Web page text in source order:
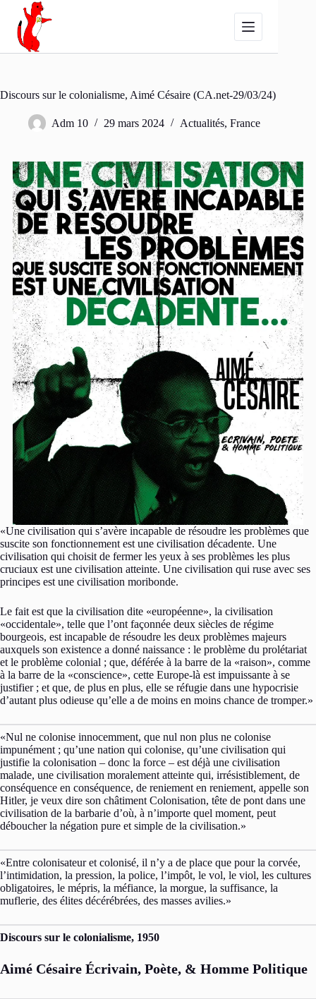
Passer
contenu
Discours sur le colonialisme, Aimé Césaire (CA.net-29/03/24)
Adm 10 29 mars 2024 Actualités, France
«Une civilisation qui s’avère incapable de résoudre les problèmes que
suscite son fonctionnement est une civilisation décadente. Une
civilisation qui choisit de fermer les yeux à ses problèmes les plus
cruciaux est une civilisation atteinte. Une civilisation qui ruse avec ses
principes est une civilisation moribonde.
Le fait est que la civilisation dite «européenne», la civilisation
«occidentale», telle que l’ont façonnée deux siècles de régime
bourgeois, est incapable de résoudre les deux problèmes majeurs
auxquels son existence a donné naissance : le problème du prolétariat
et le problème colonial ; que, déférée à la barre de la «raison», comme
à la barre de la «conscience», cette Europe-là est impuissante à se
justifier ; et que, de plus en plus, elle se réfugie dans une hypocrisie
d’autant plus odieuse qu’elle a de moins en moins chance de tromper.»
«Nul ne colonise innocemment, que nul non plus ne colonise
impunément ; qu’une nation qui colonise, qu’une civilisation qui
justifie la colonisation – donc la force – est déjà une civilisation
malade, une civilisation moralement atteinte qui, irrésistiblement, de
conséquence en conséquence, de reniement en reniement, appelle son
Hitler, je veux dire son châtiment Colonisation, tête de pont dans une
civilisation de la barbarie d’où, à n’importe quel moment, peut
déboucher la négation pure et simple de la civilisation.»
«Entre colonisateur et colonisé, il n’y a de place que pour la corvée,
l’intimidation, la pression, la police, l’impôt, le vol, le viol, les cultures
obligatoires, le mépris, la méfiance, la morgue, la suffisance, la
muflerie, des élites décérébrées, des masses avilies.»
Discours sur le colonialisme, 1950
Aimé Césaire Écrivain, Poète, & Homme Politique